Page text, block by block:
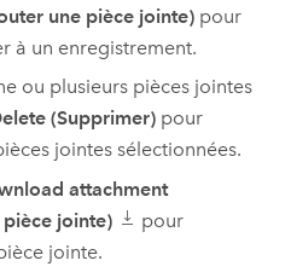
une pièce jointe) pour
à un enregistrement.
ou plusieurs pièces jointes
(Supprimer) pour
jointes sélectionnées.
attachment
pièce jointe)
pour
jointe.